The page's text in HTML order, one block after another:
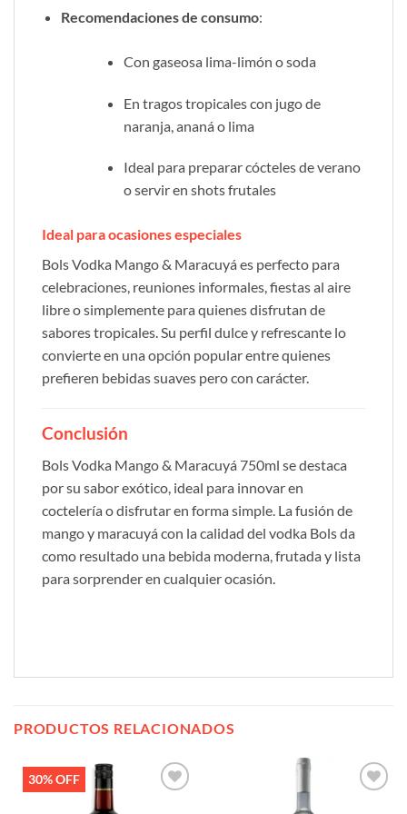
Recomendaciones de consumo:
Con gaseosa lima-limón o soda
En tragos tropicales con jugo de
naranja, ananá o lima
Ideal para preparar cócteles de verano
o servir en shots frutales
Ideal para ocasiones especiales
Bols Vodka Mango & Maracuyá es perfecto para
celebraciones, reuniones informales, fiestas al aire
libre o simplemente para quienes disfrutan de
sabores tropicales. Su perfil dulce y refrescante lo
convierte en una opción popular entre quienes
prefieren bebidas suaves pero con carácter.
Conclusión
Bols Vodka Mango & Maracuyá 750ml se destaca
por su sabor exótico, ideal para innovar en
coctelería o disfrutar en forma simple. La fusión de
mango y maracuyá con la calidad del vodka Bols da
como resultado una bebida moderna, frutada y lista
para sorprender en cualquier ocasión.
PRODUCTOS RELACIONADOS
30% OFF